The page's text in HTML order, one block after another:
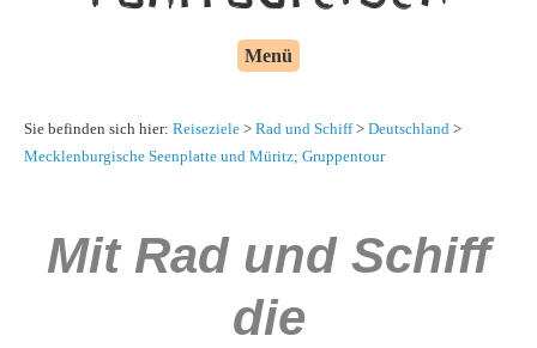
Menü
Sie befinden sich hier: Reiseziele > Rad und Schiff> Deutschland >
Mecklenburgische Seenplatte und Müritz; Gruppentour
Mit Rad und Schiff
die